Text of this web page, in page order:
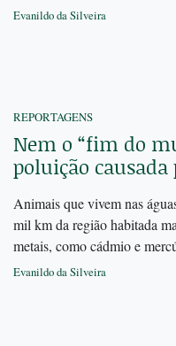
Evanildo da Silveira
REPORTAGENS
Nem o “fim do
poluição
Animais que vivem nas
mil km da região habitada
metais, como cádmio e
Evanildo da Silveira